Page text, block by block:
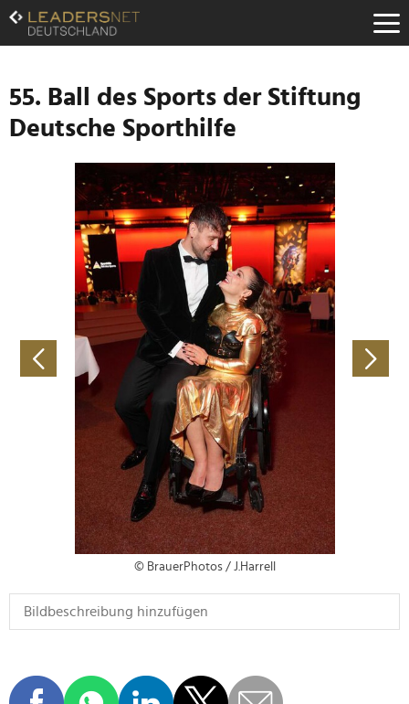
Zum
Inhalt
Zur
Navigation
Zur
Hauptnavigation
55. Ball des Sports der Stiftung
Deutsche Sporthilfe
© BrauerPhotos / J.Harrell